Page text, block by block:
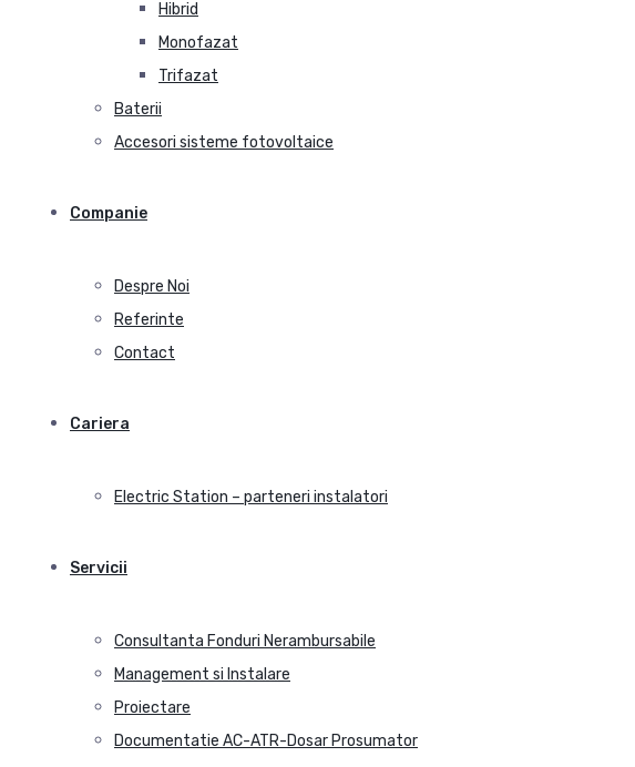
Hibrid
Monofazat
Trifazat
Baterii
Accesori sisteme fotovoltaice
Companie
Despre Noi
Referinte
Contact
Cariera
Electric Station – parteneri instalatori
Servicii
Consultanta Fonduri Nerambursabile
Management si Instalare
Proiectare
Documentatie AC-ATR-Dosar Prosumator